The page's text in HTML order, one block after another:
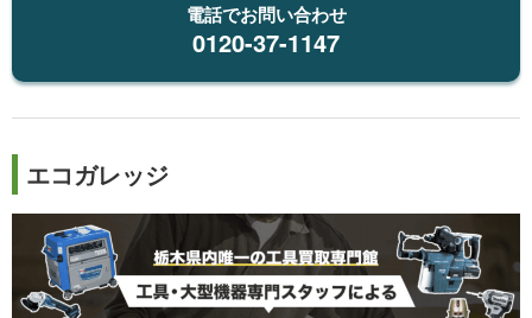
電話でお問い合わせ
0120-37-1147
エコガレッジ